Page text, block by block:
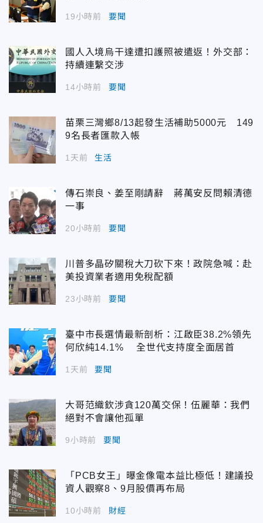
19小時前 要聞
國人入境烏干達遭扣護照被遣返！外交部：
持續連繫交涉
14小時前 要聞
苗栗三灣鄉8/13起發生活補助5000元 149
9名長者匯款入帳
1天前 生活
傳石崇良、姜至剛請辭 蔣萬安反問賴清德
一事
20小時前 要聞
川普多晶矽關稅大刀砍下來！政院急喊：赴
美投資業者適用免稅配額
23小時前 要聞
臺中市長選情最新剖析：江啟臣38.2%領先
何欣純14.1% 全世代支持度全面居首
1天前 要聞
大哥范織欽涉貪120萬交保！伍麗華：我們
絕對不會讓他孤單
9小時前 要聞
「PCB女王」曝金像電本益比極低！建議投
資人觀察8、9月股價再布局
10小時前 財經